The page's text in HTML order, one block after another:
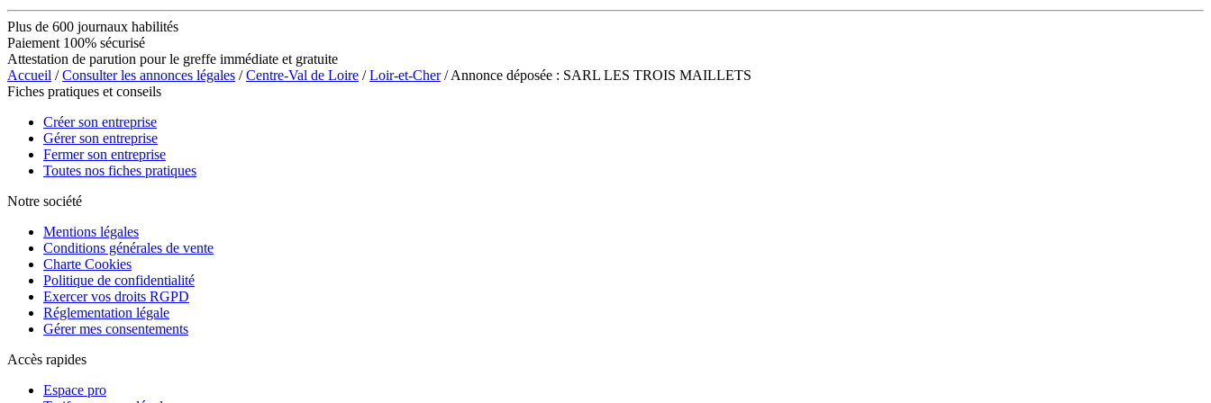
Plus de 600 journaux habilités
Paiement 100% sécurisé
Attestation de parution pour le greffe immédiate et gratuite
Accueil /Consulter les annonces légales /Centre-Val de Loire /Loir-et-Cher/ Annonce déposée : SARL LES TROIS MAILLETS
Fiches pratiques et conseils
Créer son entreprise
Gérer son entreprise
Fermer son entreprise
Toutes nos fiches pratiques
Notre société
Mentions légales
Conditions générales de vente
Charte Cookies
Politique de confidentialité
Exercer vos droits RGPD
Réglementation légale
Gérer mes consentements
Accès rapides
Espace pro